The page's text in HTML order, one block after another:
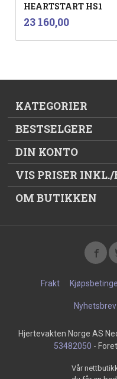
HEARTSTART HS1
Pris
23 160,00
KATEGORIER
BESTSELGERE
DIN KONTO
VIS PRISER
OM BUTIKKEN
Frakt
Nyhetsbrev
Hjertevakten Norge AS
53482050 -
Vår